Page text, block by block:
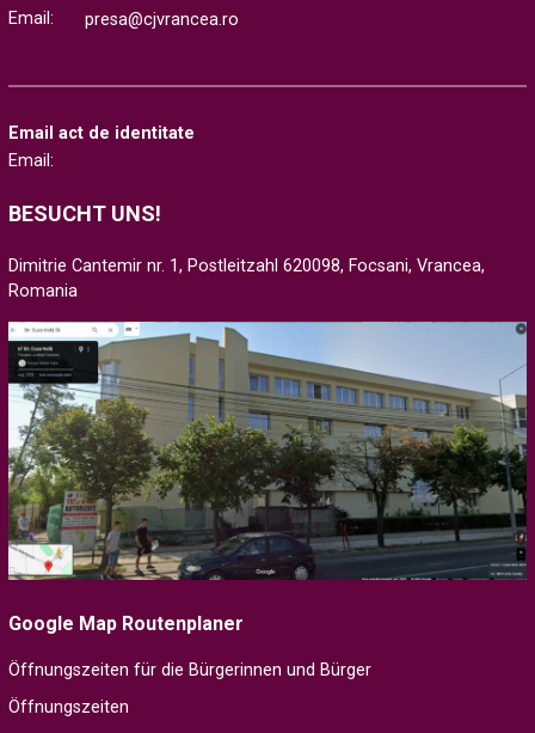
Email:
presa@cjvrancea.ro
Email act de identitate
Email:
BESUCHT UNS!
Dimitrie Cantemir nr. 1, Postleitzahl 620098, Focsani, Vrancea,
Romania
Google Map Routenplaner
Öffnungszeiten für die Bürgerinnen und Bürger
Öffnungszeiten